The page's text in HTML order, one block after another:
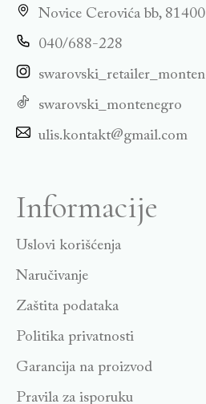
Novice Cerovića bb,
040/688-228
swarovski_montenegro
ulis.kontakt@gmail.com
Informacije
Uslovi korišćenja
Naručivanje
Zaštita podataka
Politika privatnosti
Garancija na proizvod
Pravila za isporuku